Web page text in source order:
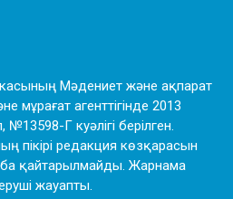
Мәдениет және ақпарат
мұрағат агенттігінде 2013
Г куәлігі берілген.
пікірі редакция көзқарасын
қайтарылмайды. Жарнама
жауапты.